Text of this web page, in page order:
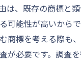
は、既存の商標と類
可能性が高いから
商標を考える際も
が必要です。調査